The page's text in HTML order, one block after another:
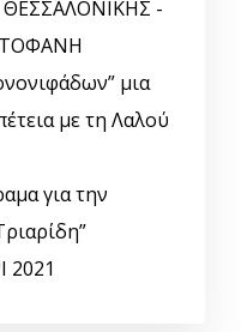
ΘΕΣΣΑΛΟΝΙΚΗΣ -
μια
με τη Λαλού
για την
2021